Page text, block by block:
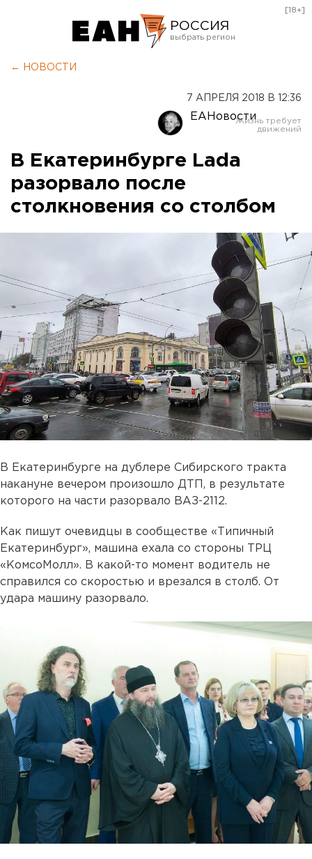
РОССИЯ
Оренбург
[18+]
← НОВОСТИ
7 АПРЕЛЯ 2018 В 12:36
ЕАНовости
В Екатеринбурге Lada
разорвало после
столкновения со столбом
В Екатеринбурге на дублере Сибирского тракта
накануне вечером произошло ДТП, в результате
которого на части разорвало ВАЗ-2112.
Как пишут очевидцы в сообществе «Типичный
Екатеринбург», машина ехала со стороны ТРЦ
«КомсоМолл». В какой-то момент водитель не
справился со скоростью и врезался в столб. От
удара машину разорвало.